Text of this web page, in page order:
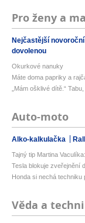
Pro ženy a
Nejčastější
dovolenou
Okurkové nanuky
Máte doma papriky a
„Mám ošklivé dítě.“
Auto-moto
Alko-kalkulačka
Tajný tip Martina
Tesla blokuje zveřejnění
Honda si nechá
Věda a